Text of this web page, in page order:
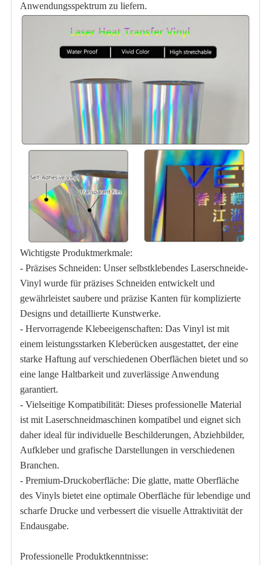
Anwendungsspektrum zu liefern.
Wichtigste Produktmerkmale:
- Präzises Schneiden: Unser selbstklebendes Laserschneide-
Vinyl wurde für präzises Schneiden entwickelt und
gewährleistet saubere und präzise Kanten für komplizierte
Designs und detaillierte Kunstwerke.
- Hervorragende Klebeeigenschaften: Das Vinyl ist mit
einem leistungsstarken Kleberücken ausgestattet, der eine
starke Haftung auf verschiedenen Oberflächen bietet und so
eine lange Haltbarkeit und zuverlässige Anwendung
garantiert.
- Vielseitige Kompatibilität: Dieses professionelle Material
ist mit Laserschneidmaschinen kompatibel und eignet sich
daher ideal für individuelle Beschilderungen, Abziehbilder,
Aufkleber und grafische Darstellungen in verschiedenen
Branchen.
- Premium-Druckoberfläche: Die glatte, matte Oberfläche
des Vinyls bietet eine optimale Oberfläche für lebendige und
scharfe Drucke und verbessert die visuelle Attraktivität der
Endausgabe.
Professionelle Produktkenntnisse: